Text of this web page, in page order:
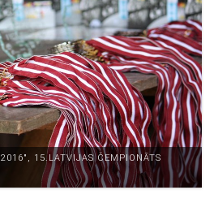
15.LATVIJAS ČEMPIONĀTS